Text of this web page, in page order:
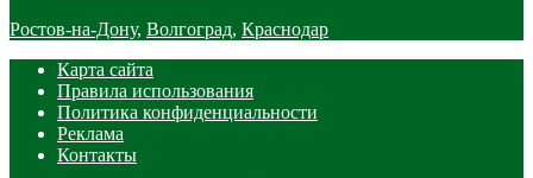
Ростов-на-Дону, Волгоград, Краснодар
Карта сайта
Правила использования
Политика конфиденциальности
Реклама
Контакты